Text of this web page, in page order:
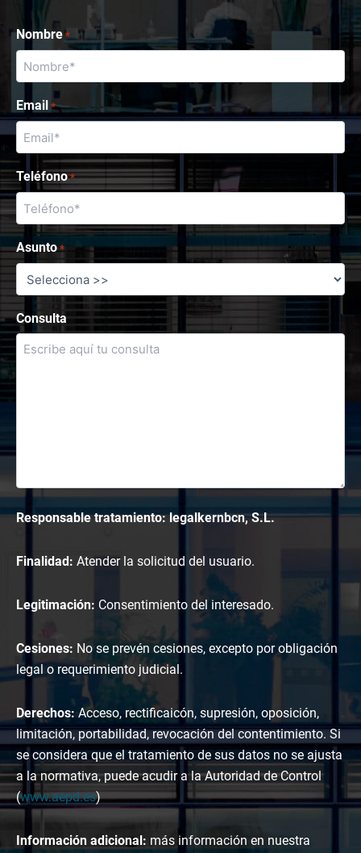
Nombre *
Email *
Teléfono *
Asunto *
Consulta
Responsable tratamiento: legalkernbcn, S.L.
Finalidad: Atender la solicitud del usuario.
Legitimación: Consentimiento del interesado.
Cesiones: No se prevén cesiones, excepto por obligación
legal o requerimiento judicial.
Derechos: Acceso, rectificaicón, supresión, oposición,
limitación, portabilidad, revocación del contentimiento. Si
se considera que el tratamiento de sus datos no se ajusta
a la normativa, puede acudir a la Autoridad de Control
(www.aepd.es)
Información adicional: más información en nuestra